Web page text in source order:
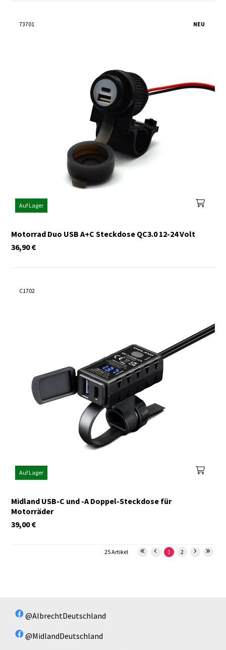
NEU
73701
Auf Lager
Motorrad Duo USB A+C Steckdose QC3.0 12-24 Volt
€
36,90
C1702
Auf Lager
Midland USB-C und -A Doppel-Steckdose für
Motorräder
€
39,00
1 2
25 Artikel
@AlbrechtDeutschland
@MidlandDeutschland